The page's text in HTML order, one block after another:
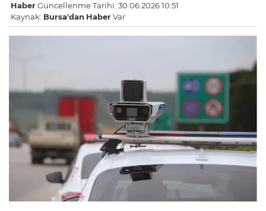
HaberGüncellenme Tarihi: 30.06.2026 10:51
Kaynak: Bursa'dan HaberVar